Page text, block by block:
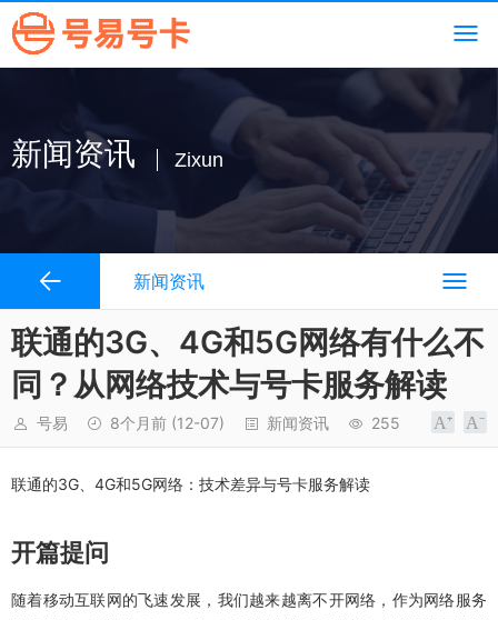
新闻资讯 Zixun
新闻资讯
联通的3G、4G和5G网络有什么不
同？从网络技术与号卡服务解读
号易 8个月前 (12-07) 新闻资讯 255
联通的3G、4G和5G网络：技术差异与号卡服务解读
开篇提问
随着移动互联网的飞速发展，我们越来越离不开网络，作为网络服务